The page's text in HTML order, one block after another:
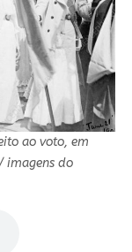
ao voto, em
imagens do